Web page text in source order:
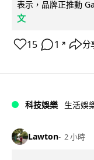
表示，品牌正推動
文
15 1 ↗ 分
科技娛樂 生活娛
Lawton 2 小時